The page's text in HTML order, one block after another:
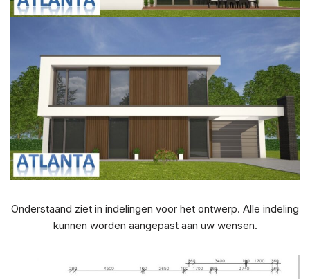
Onderstaand ziet in indelingen voor het ontwerp. Alle indeling
kunnen worden aangepast aan uw wensen.